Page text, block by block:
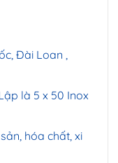
Đài Loan ,
là 5 x 50 Inox
hóa chất, xi